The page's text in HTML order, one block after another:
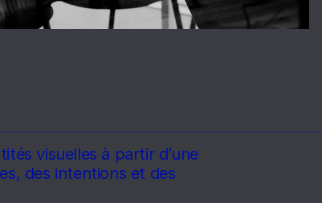
visuelles à partir d’une
des intentions et des